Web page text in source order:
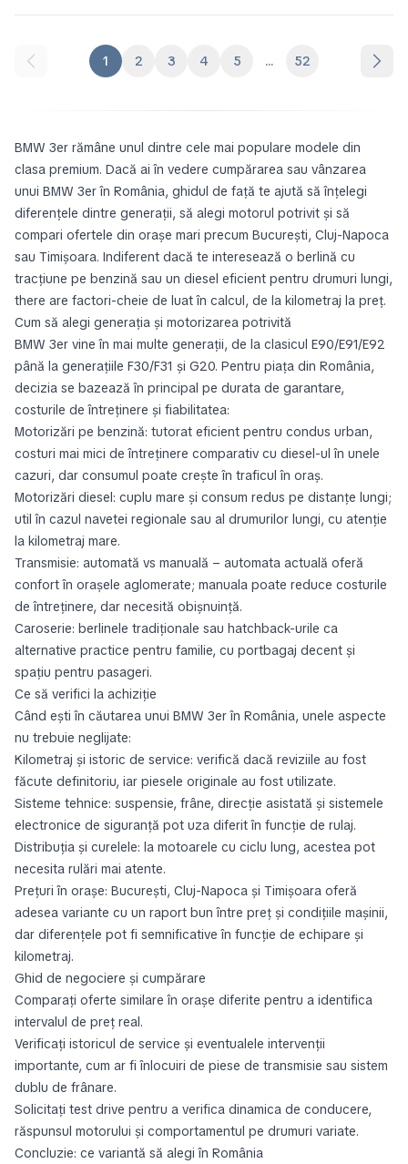
1 2 3 4 5 ... 52
BMW 3er rămâne unul dintre cele mai populare modele din
clasa premium. Dacă ai în vedere cumpărarea sau vânzarea
unui BMW 3er în România, ghidul de față te ajută să înțelegi
diferențele dintre generații, să alegi motorul potrivit și să
compari ofertele din orașe mari precum București, Cluj-Napoca
sau Timișoara. Indiferent dacă te interesează o berlină cu
tracțiune pe benzină sau un diesel eficient pentru drumuri lungi,
there are factori-cheie de luat în calcul, de la kilometraj la preț.
Cum să alegi generația și motorizarea potrivită
BMW 3er vine în mai multe generații, de la clasicul E90/E91/E92
până la generațiile F30/F31 și G20. Pentru piața din România,
decizia se bazează în principal pe durata de garantare,
costurile de întreținere și fiabilitatea:
Motorizări pe benzină: tutorat eficient pentru condus urban,
costuri mai mici de întreținere comparativ cu diesel-ul în unele
cazuri, dar consumul poate crește în traficul în oraș.
Motorizări diesel: cuplu mare și consum redus pe distanțe lungi;
util în cazul navetei regionale sau al drumurilor lungi, cu atenție
la kilometraj mare.
Transmisie: automată vs manuală – automata actuală oferă
confort în orașele aglomerate; manuala poate reduce costurile
de întreținere, dar necesită obișnuință.
Caroserie: berlinele tradiționale sau hatchback-urile ca
alternative practice pentru familie, cu portbagaj decent și
spațiu pentru pasageri.
Ce să verifici la achiziție
Când ești în căutarea unui BMW 3er în România, unele aspecte
nu trebuie neglijate:
Kilometraj și istoric de service: verifică dacă reviziile au fost
făcute definitoriu, iar piesele originale au fost utilizate.
Sisteme tehnice: suspensie, frâne, direcție asistată și sistemele
electronice de siguranță pot uza diferit în funcție de rulaj.
Distribuția și curelele: la motoarele cu ciclu lung, acestea pot
necesita rulări mai atente.
Prețuri în orașe: București, Cluj-Napoca și Timișoara oferă
adesea variante cu un raport bun între preț și condițiile maşinii,
dar diferențele pot fi semnificative în funcție de echipare și
kilometraj.
Ghid de negociere și cumpărare
Comparați oferte similare în orașe diferite pentru a identifica
intervalul de preț real.
Verificați istoricul de service și eventualele intervenții
importante, cum ar fi înlocuiri de piese de transmisie sau sistem
dublu de frânare.
Solicitați test drive pentru a verifica dinamica de conducere,
răspunsul motorului și comportamentul pe drumuri variate.
Concluzie: ce variantă să alegi în România